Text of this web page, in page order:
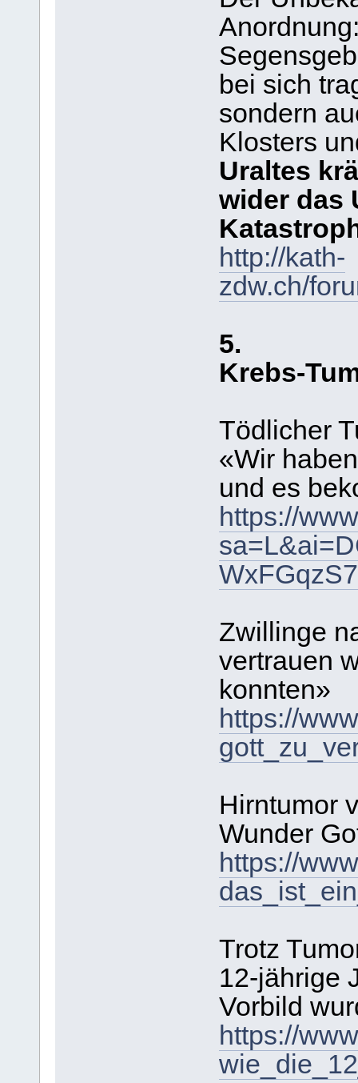
bei sich
sondern
Klosters
Uraltes
wider das
http://kath-
zdw.ch/
5.
Krebs-
Tödlicher
«Wir
und es
https://
Zwillinge
vertrauen
konnten»
https://
Hirntumor
Wunder
https://
Trotz
12-jährige
Vorbild
https://